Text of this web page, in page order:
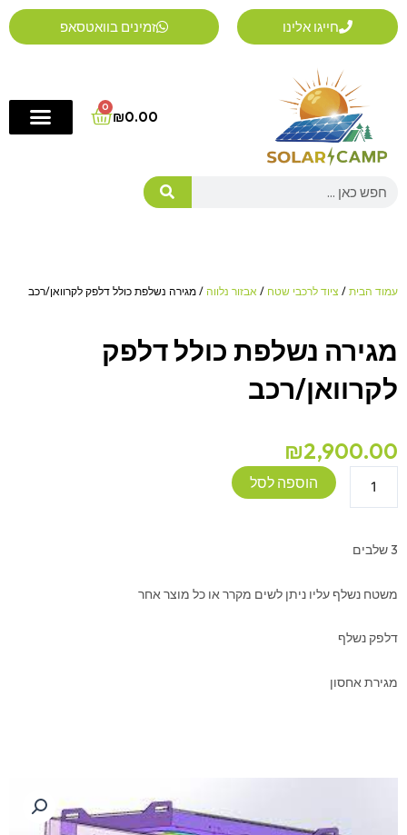
דילוג
לתוכן
חייגו אלינו זמינים בוואטסאפ
₪0.00
0
Cart
Search
עמוד הבית / ציוד לרכבי שטח / אבזור נלווה / מגירה נשלפת כולל דלפק לקרוואן/רכב
מגירה נשלפת כולל דלפק
לקרוואן/רכב
₪2,900.00
נשלפת
לקרוואן/רכב
הוספה לסל
3 שלבים
משטח נשלף עליו ניתן לשים מקרר או כל מוצר אחר
דלפק נשלף
מגירת אחסון